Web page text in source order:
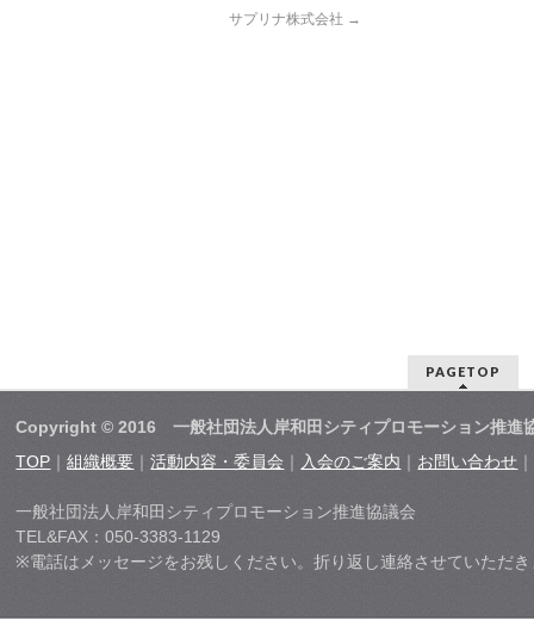
サプリナ株式会社 →
PAGETOP
Copyright © 2016 一般社団法人岸和田シティプロモーション推
TOP ｜組織概要 ｜活動内容・委員会 ｜ 入会のご案内 お問い合わせ
一般社団法人岸和田シティプロモーション推進協議会
TEL&FAX：050-3383-1129
※電話はメッセージをお残しください。折り返し連絡させていただ